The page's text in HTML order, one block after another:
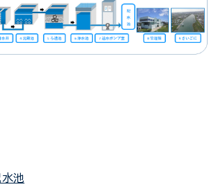
水池